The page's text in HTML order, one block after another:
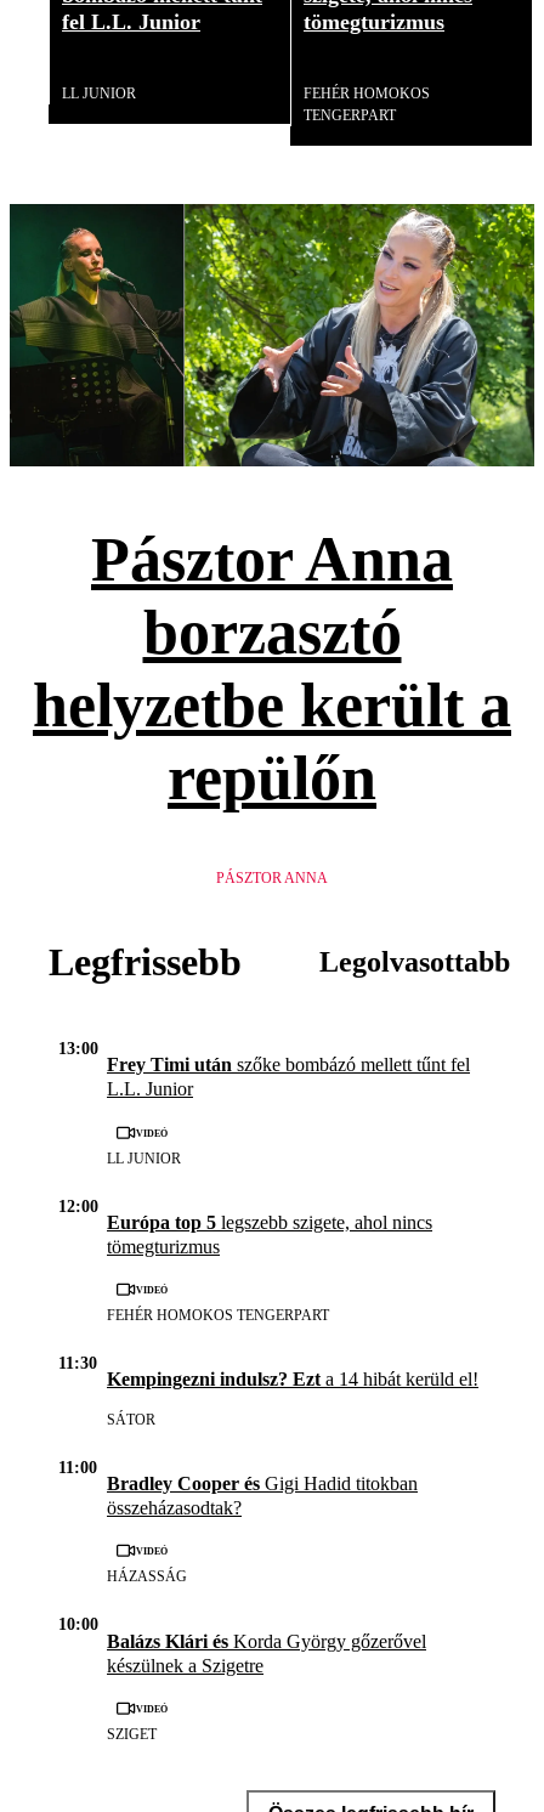
fel L.L. Junior
LL JUNIOR
tömegturizmus
FEHÉR HOMOKOS
TENGERPART
Pásztor Anna
borzasztó
helyzetbe került a
repülőn
PÁSZTOR ANNA
Legfrissebb Legolvasottabb
13:00
Frey Timi után szőke bombázó mellett tűnt fel
L.L. Junior
Videó
LL JUNIOR
12:00
Európa top 5 legszebb szigete, ahol nincs
tömegturizmus
Videó
FEHÉR HOMOKOS TENGERPART
11:30
Kempingezni indulsz? Ezta 14 hibát kerüld el!
SÁTOR
11:00
Bradley Cooper és Gigi Hadid titokban
összeházasodtak?
Videó
HÁZASSÁG
10:00
Balázs Klári és Korda György gőzerővel
készülnek a Szigetre
Videó
SZIGET